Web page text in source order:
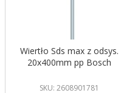
Wiertło Sds max z odsys.
20x400mm pp Bosch
SKU: 2608901781